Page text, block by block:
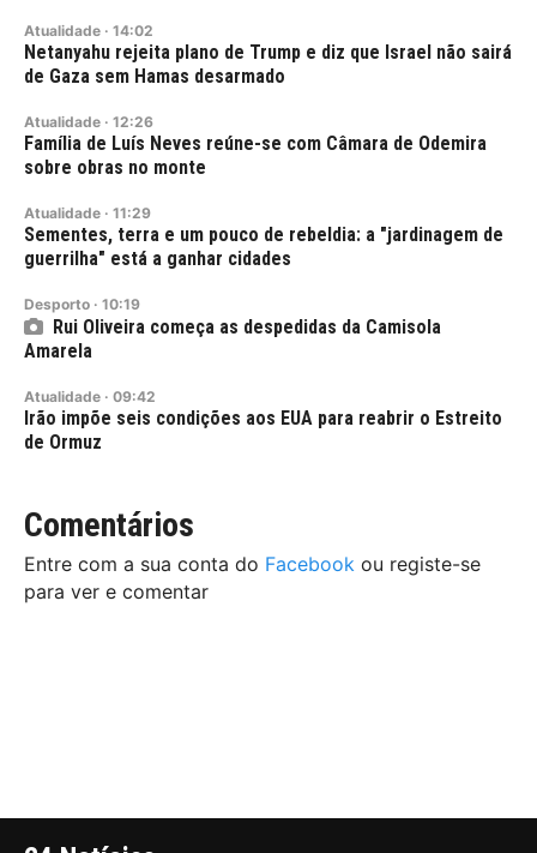
Atualidade · 14:02
Netanyahu rejeita plano de Trump e diz que Israel não sairá
de Gaza sem Hamas desarmado
Atualidade · 12:26
Família de Luís Neves reúne-se com Câmara de Odemira
sobre obras no monte
Atualidade · 11:29
Sementes, terra e um pouco de rebeldia: a "jardinagem de
guerrilha" está a ganhar cidades
Desporto · 10:19
Rui Oliveira começa as despedidas da Camisola
Amarela
Atualidade · 09:42
Irão impõe seis condições aos EUA para reabrir o Estreito
de Ormuz
Comentários
Entre com a sua conta do Facebook ou registe-se
para ver e comentar